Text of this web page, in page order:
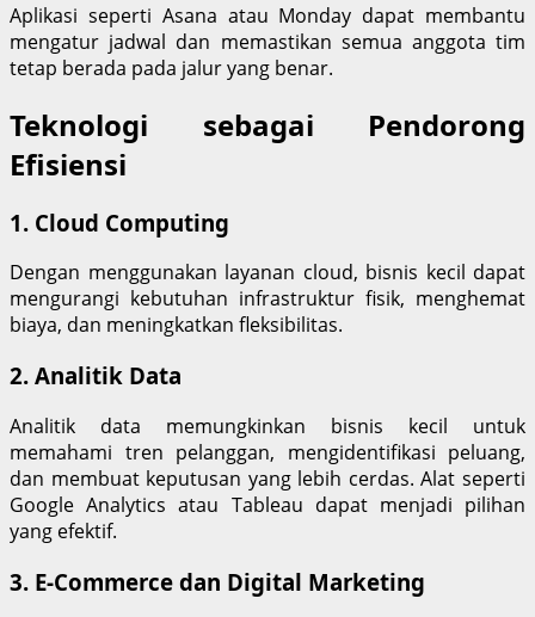
Aplikasi seperti Asana atau Monday dapat membantu
mengatur jadwal dan memastikan semua anggota tim
tetap berada pada jalur yang benar.
Teknologi sebagai Pendorong
Efisiensi
1. Cloud Computing
Dengan menggunakan layanan cloud, bisnis kecil dapat
mengurangi kebutuhan infrastruktur fisik, menghemat
biaya, dan meningkatkan fleksibilitas.
2. Analitik Data
Analitik data memungkinkan bisnis kecil untuk
memahami tren pelanggan, mengidentifikasi peluang,
dan membuat keputusan yang lebih cerdas. Alat seperti
Google Analytics atau Tableau dapat menjadi pilihan
yang efektif.
3. E-Commerce dan Digital Marketing